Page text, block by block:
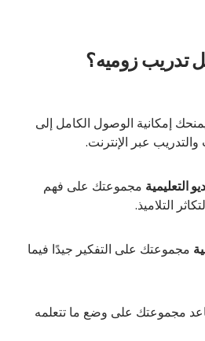
تدريب زوميه؟
إمكانية الوصول الكامل إلى
عبر الإنترنت.
التعليمية مجموعتك على فهم
التلاميذ.
مجموعتك على التفكير جيدًا فيما
مجموعتك على وضع ما تتعلمه